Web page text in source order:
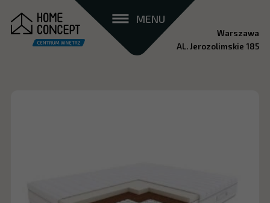
MENU
Warszawa
AL. Jerozolimskie 185